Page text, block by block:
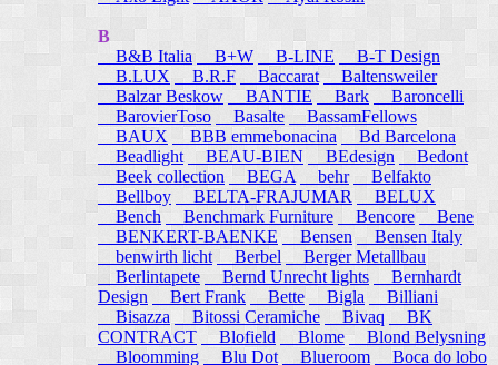
B
B&B Italia
B+W B-LINE
B-T Design
B.LUX
B.R.F Baccarat
Baltensweiler
Balzar Beskow
BANTIE Bark
Baroncelli
BarovierToso
Basalte
BassamFellows
BAUX
BBB emmebonacina
Bd Barcelona
Beadlight
BEAU-BIEN BEdesign
Bedont
Beek collection
BEGA behr
Belfakto
Bellboy
BELTA-FRAJUMAR
BELUX
Bench
Benchmark Furniture Bencore
Bene
BENKERT-BAENKE
Bensen
Bensen Italy
benwirth licht
Berbel
Berger Metallbau
Berlintapete
Bernd Unrecht lights
Bernhardt
Design
Bert Frank Bette Bigla
Billiani
Bisazza
Bitossi Ceramiche Bivaq
BK
CONTRACT
Blofield Blome Blond Belysning
Bloomming
Blu Dot Blueroom
Boca do lobo